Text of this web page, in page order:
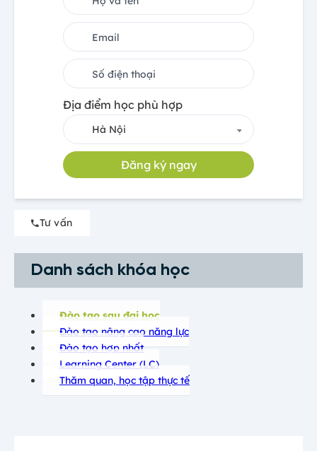
Địa điểm học phù hợp
Đăng ký ngay
Tư vấn
Danh sách khóa học
Đào tạo sau đại học
Đào tạo nâng cao năng lực
Đào tạo hợp nhất
Learning Center (LC)
Thăm quan, học tập thực tế